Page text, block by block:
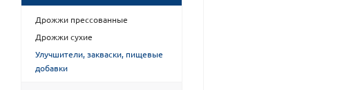
Дрожжи прессованные
Дрожжи сухие
Улучшители, закваски, пищевые
добавки